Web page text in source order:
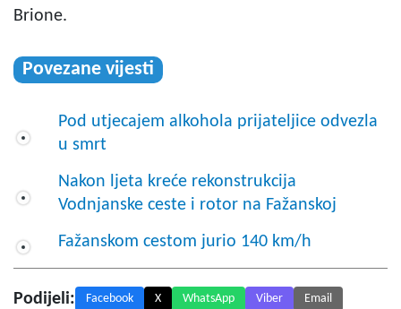
Brione.
Povezane vijesti
Pod utjecajem alkohola prijateljice odvezla
u smrt
Nakon ljeta kreće rekonstrukcija
Vodnjanske ceste i rotor na Fažanskoj
Fažanskom cestom jurio 140 km/h
Podijeli: Facebook X WhatsApp Viber Email